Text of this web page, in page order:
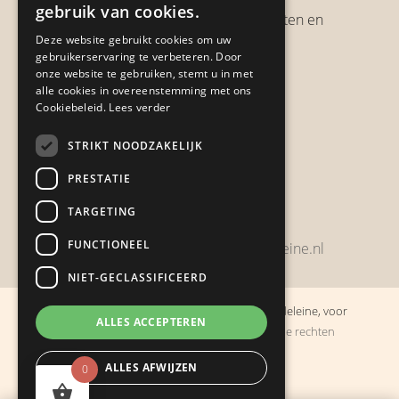
Verzendbeleid, verzendkosten en
verzendtijden
Heb je een klacht?
Zwijnsbergenstraat 154
bestelling@boulevarddelamadeleine.nl
Boulevard de la Madeleine, voor
cadeaus die je stiekem liever zelf houdt· Alle rechten
voorbehouden
Ontwikkeling door
Probu
0
gebruik van cookies.
Deze website gebruikt cookies om uw
gebruikerservaring te verbeteren. Door
onze website te gebruiken, stemt u in met
alle cookies in overeenstemming met ons
Cookiebeleid. Lees verder
STRIKT NOODZAKELIJK
PRESTATIE
TARGETING
FUNCTIONEEL
NIET-GECLASSIFICEERD
ALLES ACCEPTEREN
ALLES AFWIJZEN